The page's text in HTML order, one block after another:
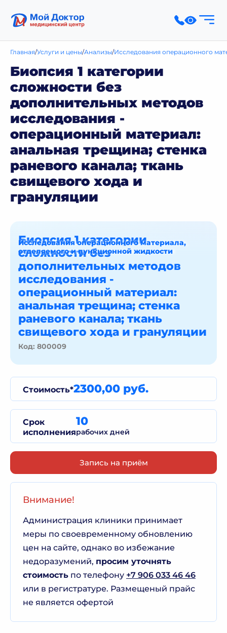
Главная Услуги и цены Анализы Исследования операционного
Биопсия 1 категории
сложности без
дополнительных методов
исследования -
операционный материал:
анальная трещина; стенка
раневого канала; ткань
свищевого хода и
грануляции
Биопсия 1 категории
сложности без
дополнительных методов
исследования -
операционный материал:
анальная трещина; стенка
раневого канала; ткань
свищевого хода и грануляции
Код: 800009
Исследования операционного материала,
отделяемого и пункционной жидкости
Стоимость*2300,00 руб.
Срок
исполнения
10
рабочих дней
Запись на приём
Внимание!
Администрация клиники принимает
меры по своевременному обновлению
цен на сайте, однако во избежание
недоразумений, просим уточнять
стоимость по телефону +7 906 033 46 46
или в регистратуре. Размещеный прайс
не является офертой